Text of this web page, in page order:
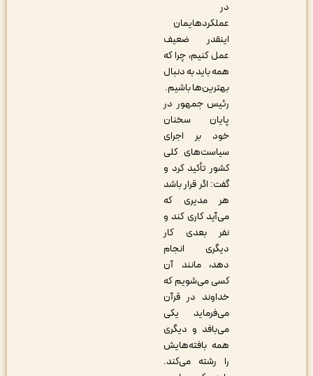
عملکردهایمان
اینقدر ضعیف
عمل کنیم، چرا که
همه باید به دنبال
بهترین‌ها باشیم.
رئیس جمهور در
پایان سخنان
خود بر اجرای
سیاست‌های کلی
کشور تأکید کرد و
گفت: اگر قرار باشد
هر مدیری که
می‌آید کاری کند و
نفر بعدی کار
دیگری انجام
دهد، مانند آن
کسی می‌شویم که
خداوند در قرآن
می‌فرماید یکی
می‌بافد و دیگری
همه بافته‌هایش
را رشته می‌کند.